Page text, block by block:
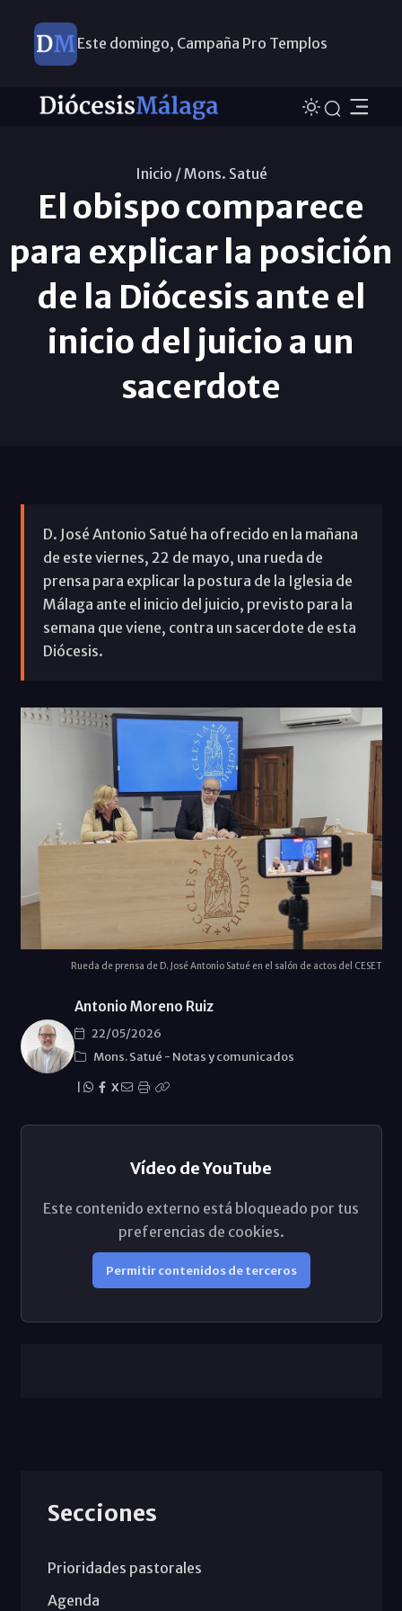
Este domingo, Campaña Pro Templos
Inicio /Mons. Satué
El obispo comparece
para explicar la posición
de la Diócesis ante el
inicio del juicio a un
sacerdote
D. José Antonio Satué ha ofrecido en la mañana
de este viernes, 22 de mayo, una rueda de
prensa para explicar la postura de la Iglesia de
Málaga ante el inicio del juicio, previsto para la
semana que viene, contra un sacerdote de esta
Diócesis.
Rueda de prensa de D. José Antonio Satué en el salón de actos del CESET
Antonio Moreno Ruiz
22/05/2026
Mons. Satué - Notas y comunicados
X
Vídeo de YouTube
Este contenido externo está bloqueado por tus
preferencias de cookies.
Permitir contenidos de terceros
Secciones
Prioridades pastorales
Agenda